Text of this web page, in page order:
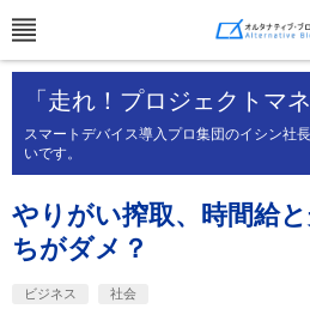
「走れ！プロジェクトマ
スマートデバイス導入プロ集団のイシン社
いです。
やりがい搾取、時間給
ちがダメ？
ビジネス 社会